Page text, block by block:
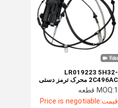
LR019223 5H32-
2C496AC محرک ترمز دستی
الکتریکی SNF500026
Discovery 3 Range Rover
Sport
MOQ:1 قطعه
قیمت:Price is negotiable